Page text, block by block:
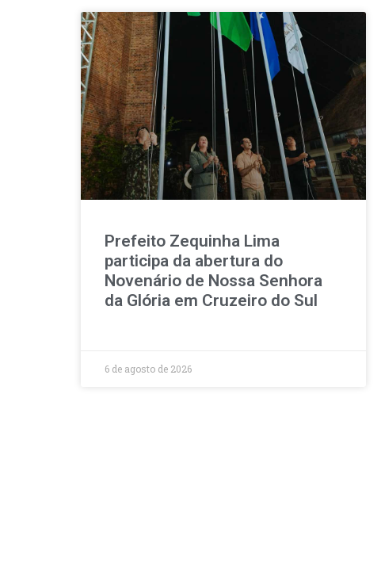
Prefeito Zequinha Lima
participa da abertura do
Novenário de Nossa Senhora
da Glória em Cruzeiro do Sul
6 de agosto de 2026